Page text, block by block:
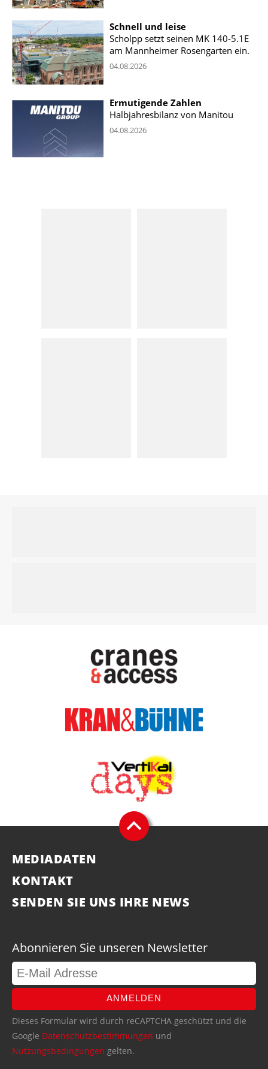
Schnell und leise
Scholpp setzt seinen MK 140-5.1E
am Mannheimer Rosengarten ein.
04.08.2026
Ermutigende Zahlen
Halbjahresbilanz von Manitou
04.08.2026
MEDIADATEN
KONTAKT
SENDEN SIE UNS IHRE NEWS
Abonnieren Sie unseren Newsletter
ANMELDEN
Dieses Formular wird durch reCAPTCHA geschützt und die
Google Datenschutzbestimmungen und
Nutzungsbedingungen gelten.